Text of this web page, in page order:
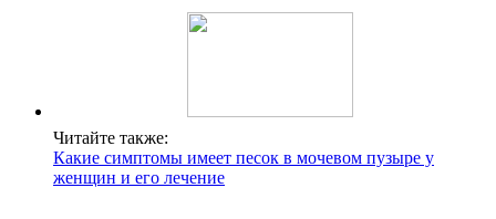
Читайте также:
Какие симптомы имеет песок в мочевом пузыре у
женщин и его лечение